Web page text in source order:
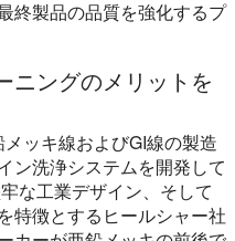
終製品の品質を強化するプ
ニングのメリットを
ッキ線およびGI線の製造
ン洗浄システムを開発して
な工業デザイン、そして
特徴とするヒールシャー社